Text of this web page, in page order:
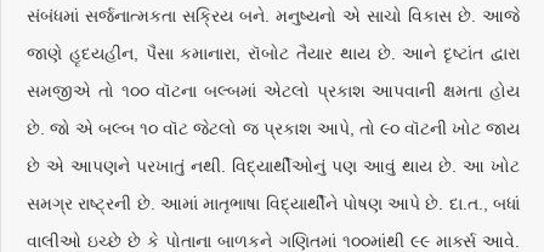
સંબંધમાં સર્જનાત્મકતા સક્રિય બને. મનુષ્યનો એ સાચો વિકાસ છે. આજે
જાણે હૃદયહીન, પૈસા કમાનારા, રૉબોટ તૈયાર થાય છે. આને દૃષ્ટાંત દ્વારા
સમજીએ તો ૧૦૦ વૉટના બલ્બમાં એટલો પ્રકાશ આપવાની ક્ષમતા હોય
છે. જો એ બલ્બ ૧૦ વૉટ જેટલો જ પ્રકાશ આપે, તો ૯૦ વૉટની ખોટ જાય
છે એ આપણને પરખાતું નથી. વિદ્યાર્થીઓનું પણ આવું થાય છે. આ ખોટ
સમગ્ર રાષ્ટ્રની છે. આમાં માતૃભાષા વિદ્યાર્થીને પોષણ આપે છે. દા.ત., બધાં
વાલીઓ ઇચ્છે છે કે પોતાના બાળકને ગણિતમાં ૧૦૦માંથી ૯૯ માર્ક્સ આવે.